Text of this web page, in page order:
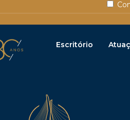
Escritório